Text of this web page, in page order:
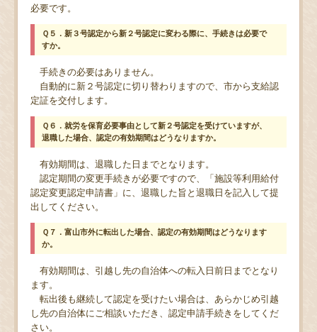
必要です。
Ｑ５．新３号認定から新２号認定に変わる際に、手続きは必要で
すか。
手続きの必要はありません。
自動的に新２号認定に切り替わりますので、市から支給認
定証を交付します。
Ｑ６．就労を保育必要事由として新２号認定を受けていますが、
退職した場合、認定の有効期間はどうなりますか。
有効期間は、退職した日までとなります。
認定期間の変更手続きが必要ですので、「施設等利用給付
認定変更認定申請書」に、退職した旨と退職日を記入して提
出してください。
Ｑ７．富山市外に転出した場合、認定の有効期間はどうなります
か。
有効期間は、引越し先の自治体への転入日前日までとなり
ます。
転出後も継続して認定を受けたい場合は、あらかじめ引越
し先の自治体にご相談いただき、認定申請手続きをしてくだ
さい。